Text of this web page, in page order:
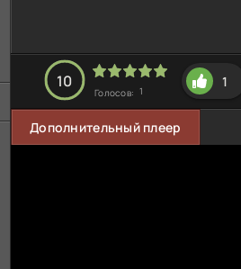
10
Голосов: 1
1
Дополнительный плеер